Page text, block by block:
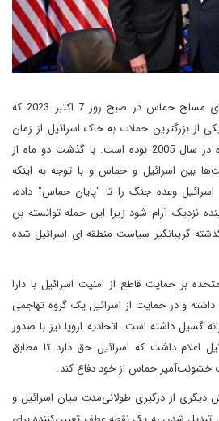
حمله نیروهای مسلح حماس در صبح روز 7 اکتبر 2023 که
از بزرگترین حملات به خاک اسرائیل از زمان
خروج نیروهای اسرائیلی از غزه در سال 2005 بوده است. با گذشت دو ماه از
بین اسرائیل و حماس و با توجه به اینکه
اسرائیل وعده جنگ را تا "پایان حماس" داده،
نزدیک آرام شود زیرا این حمله توانسته بن
گریبانگیر سیاست منطقه ای اسرائیل شده
ایالات متحده بر حمایت قاطع از امنیت اسرائیل با دارا
داشته و در حمایت از اسرائیل یک گروه تهاجمی
گسیل داشته است. اتحادیه اروپا نیز با صدور
اعلام داشت که اسرائیل حق دارد تا مطابق
خشونت‌آمیز حماس از خود دفاع کند.
دیگری از درگیری طولانی‌مدت میان اسرائیل و